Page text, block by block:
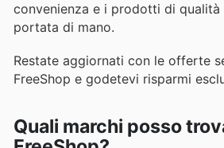
convenienza e i prodotti di qualità
portata di mano.
Restate aggiornati con le offerte
FreeShop e godetevi risparmi
Quali marchi posso